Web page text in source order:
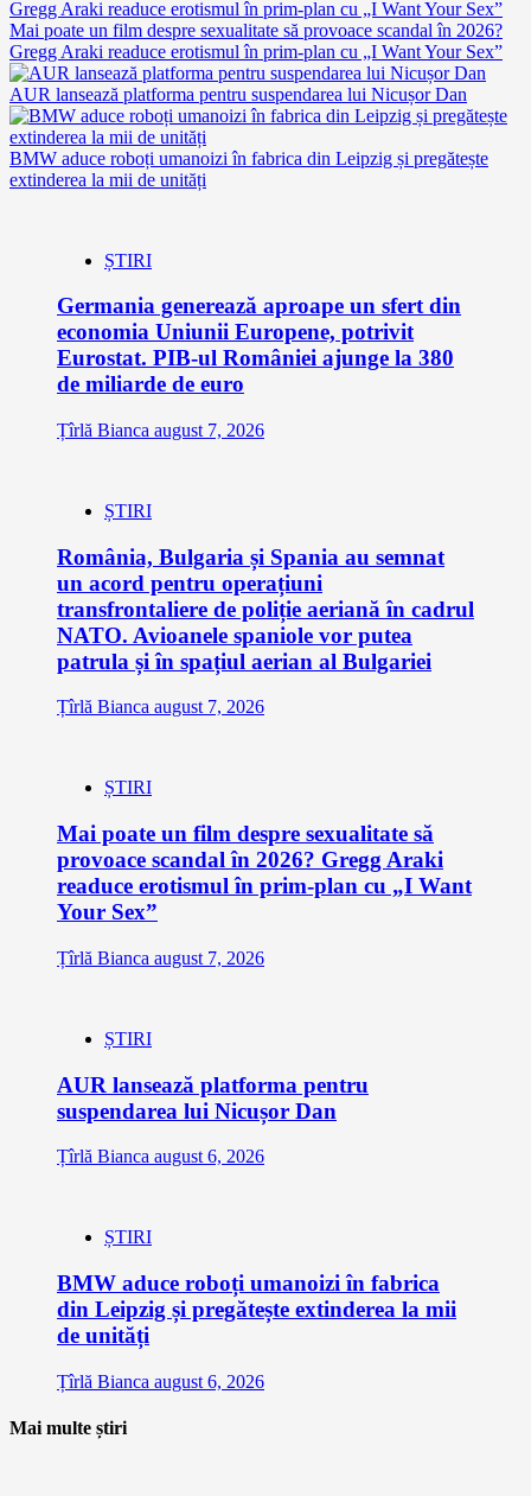
Mai poate un film despre sexualitate să provoace scandal în 2026?
Gregg Araki readuce erotismul în prim-plan cu „I Want Your Sex”
AUR lansează platforma pentru suspendarea lui Nicușor Dan
BMW aduce roboți umanoizi în fabrica din Leipzig și pregătește
extinderea la mii de unități
ȘTIRI
Germania generează aproape un sfert din
economia Uniunii Europene, potrivit
Eurostat. PIB-ul României ajunge la 380
de miliarde de euro
Țîrlă Bianca august 7, 2026
ȘTIRI
România, Bulgaria și Spania au semnat
un acord pentru operațiuni
transfrontaliere de poliție aeriană în cadrul
NATO. Avioanele spaniole vor putea
patrula și în spațiul aerian al Bulgariei
Țîrlă Bianca august 7, 2026
ȘTIRI
Mai poate un film despre sexualitate să
provoace scandal în 2026? Gregg Araki
readuce erotismul în prim-plan cu „I Want
Your Sex”
Țîrlă Bianca august 7, 2026
ȘTIRI
AUR lansează platforma pentru
suspendarea lui Nicușor Dan
Țîrlă Bianca august 6, 2026
ȘTIRI
BMW aduce roboți umanoizi în fabrica
din Leipzig și pregătește extinderea la mii
de unități
Țîrlă Bianca august 6, 2026
Mai multe știri